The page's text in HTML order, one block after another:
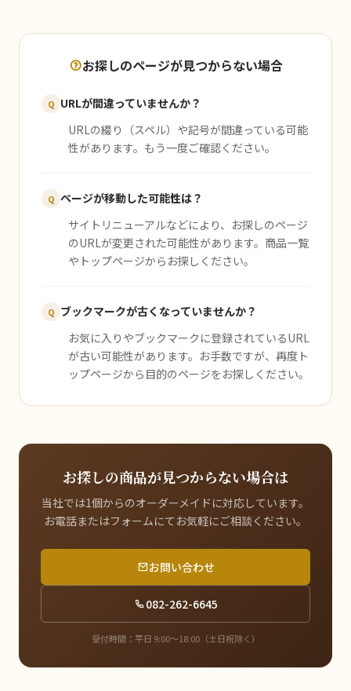
お探しのページが見つからない場合
Q URLが間違っていませんか？
URLの綴り（スペル）や記号が間違っている可能
性があります。もう一度ご確認ください。
Q ページが移動した可能性は？
サイトリニューアルなどにより、お探しのページ
のURLが変更された可能性があります。商品一覧
やトップページからお探しください。
Q ブックマークが古くなっていませんか？
お気に入りやブックマークに登録されているURL
が古い可能性があります。お手数ですが、再度ト
ップページから目的のページをお探しください。
お探しの商品が見つからない場合は
当社では1個からのオーダーメイドに対応しています。
お電話またはフォームにてお気軽にご相談ください。
お問い合わせ
082-262-6645
受付時間：平日 9:00〜18:00（土日祝除く）